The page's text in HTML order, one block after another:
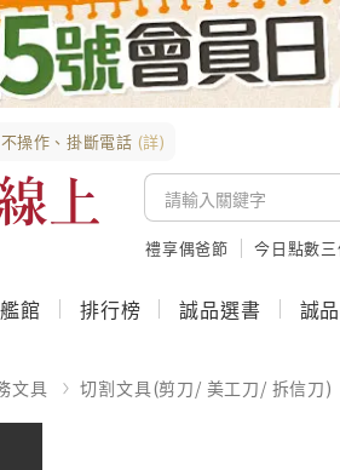
操作、掛斷電話 (詳)
禮享偶爸節 今日點數
館 排行榜 誠品選書 誠
文具 切割文具(剪刀/ 美工刀/ 拆信刀)